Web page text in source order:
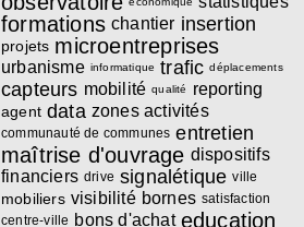
formations chantier insertion
projets microentreprises
urbanisme informatique trafic déplacements
capteurs mobilité qualité reporting
agent data zones activités
communauté de communes entretien
maîtrise d'ouvrage dispositifs
financiers drive signalétique ville
mobiliers visibilité bornes satisfaction
centre-ville bons d'achat education